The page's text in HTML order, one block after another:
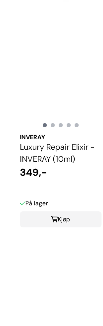
INVERAY
Luxury Repair Elixir -
INVERAY (10ml)
349,-
På lager
Kjøp